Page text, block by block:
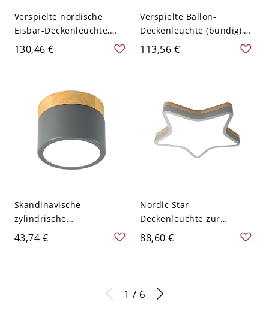
Verspielte nordische
Eisbär-Deckenleuchte,
weiße Ballon-
130,46 €
Verspielte Ballon-
Deckenleuchte (bündig),
Tierleuchte aus Kunstharz
113,56 €
Skandinavische
zylindrische
Deckenleuchte mit Holz-
Akzentdetail - Grau 110V-
43,74 €
Nordic Star
Deckenleuchte zur
Direktmontage,
geometrische LED-
Babyzimmer und
Spielzimmer - Grau 110V-
88,60 €
1 / 6